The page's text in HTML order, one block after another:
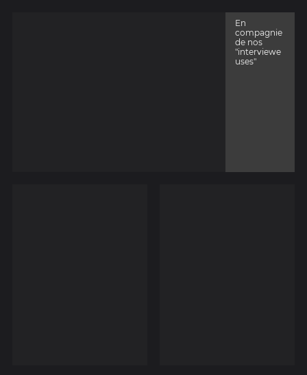
En
compagnie
de nos
"interviewe
uses"